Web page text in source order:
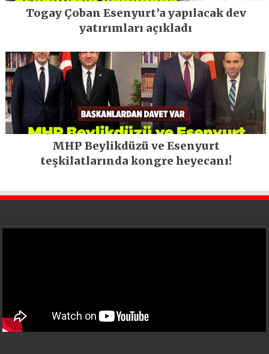
Togay Çoban Esenyurt’a yapılacak dev
yatırımları açıkladı
MHP Beylikdüzü ve Esenyurt
teşkilatlarında kongre heyecanı!